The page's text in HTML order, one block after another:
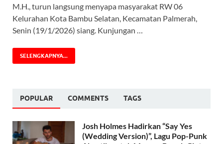
M.H., turun langsung menyapa masyarakat RW 06
Kelurahan Kota Bambu Selatan, Kecamatan Palmerah,
Senin (19/1/2026) siang. Kunjungan …
SELENGKAPNYA...
POPULAR COMMENTS TAGS
Josh Holmes Hadirkan “Say Yes
(Wedding Version)”, Lagu Pop-Punk